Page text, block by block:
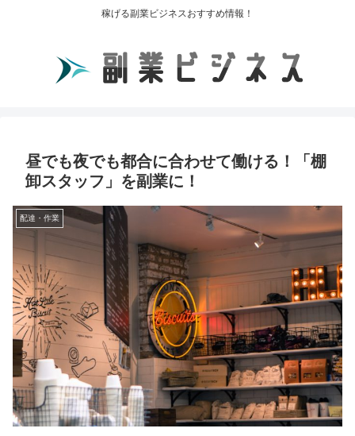
稼げる副業ビジネスおすすめ情報！
昼でも夜でも都合に合わせて働ける！「棚
卸スタッフ」を副業に！
配達・作業